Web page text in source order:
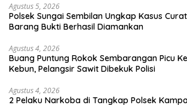
Agustus 5, 2026
Polsek Sungai Sembilan Ungkap Kasus
Barang Bukti Berhasil Diamankan
Agustus 4, 2026
Buang Puntung Rokok Sembarangan Picu
Kebun, Pelangsir Sawit Dibekuk Polisi
Agustus 4, 2026
2 Pelaku Narkoba di Tangkap Polsek